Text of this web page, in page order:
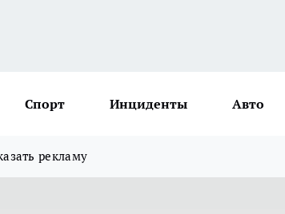
Спорт Инциденты Авто
рекламу